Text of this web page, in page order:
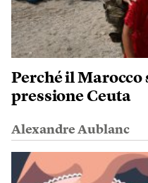
Perché il
pressione Ceuta
Alexandre Aublanc